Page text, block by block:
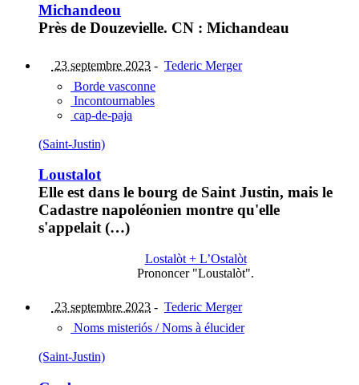
Michandeou
Près de Douzevielle. CN : Michandeau
23 septembre 2023 - Tederic Merger
Borde vasconne
Incontournables
cap-de-paja
(Saint-Justin)
Loustalot
Elle est dans le bourg de Saint Justin, mais le
Cadastre napoléonien montre qu'elle
s'appelait (…)
Lostalòt + L’Ostalòt
Prononcer "Loustalòt".
23 septembre 2023 - Tederic Merger
Noms misteriós / Noms à élucider
(Saint-Justin)